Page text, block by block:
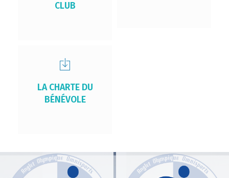
CLUB
LA CHARTE DU
BÉNÉVOLE